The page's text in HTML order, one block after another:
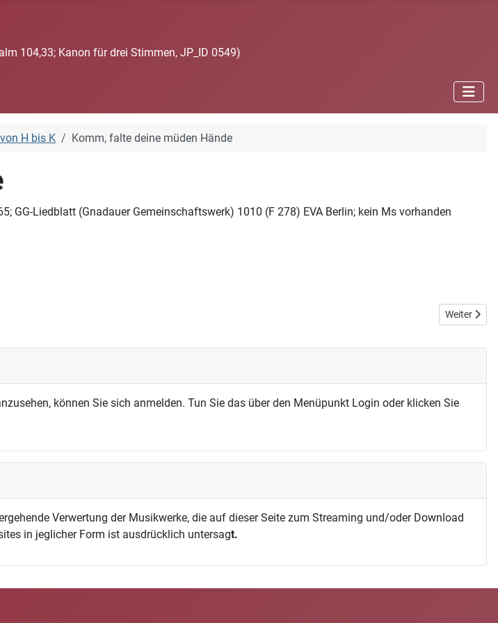
104,33; Kanon für drei Stimmen, JP_ID 0549)
H bis K Komm, falte deine müden Hände
GG-Liedblatt (Gnadauer Gemeinschaftswerk) 1010 (F 278) EVA Berlin; kein Ms vorhanden
Nächster
Weiter
können Sie sich anmelden. Tun Sie das über den Menüpunkt Login oder klicken Sie
Verwertung der Musikwerke, die auf dieser Seite zum Streaming und/oder Download
in jeglicher Form ist ausdrücklich untersagt.